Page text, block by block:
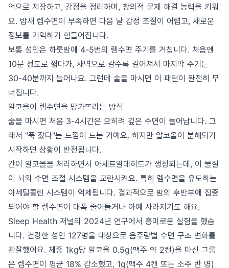
억으로 저장하고, 감정을 정리하며, 창의적 문제 해결 능력을 키워
요. 밤새 렘수면이 부족하면 다음 날 감정 조절이 어렵고, 새로운
정보를 기억하기 힘들어집니다.
보통 성인은 하룻밤에 4-5번의 렘수면 주기를 거칩니다. 처음엔
10분 정도로 짧다가, 새벽으로 갈수록 길어져서 마지막 주기는
30-40분까지 늘어나요. 그런데 술을 마시면 이 패턴이 완전히 무
너집니다.
알코올이 렘수면을 망가뜨리는 방식
술을 마시면 처음 3-4시간은 오히려 깊은 수면이 늘어납니다. 그
래서 "푹 잤다"는 느낌이 드는 거예요. 하지만 알코올이 분해되기
시작하면 상황이 반전됩니다.
간이 알코올을 처리하면서 아세트알데히드가 생성되는데, 이 물질
이 뇌의 수면 조절 시스템을 교란시켜요. 특히 렘수면을 유도하는
아세틸콜린 시스템이 억제됩니다. 결과적으로 밤의 후반부에 집중
되어야 할 렘수면이 대폭 줄어들거나 아예 사라지기도 해요.
Sleep Health 저널의 2024년 연구에서 흥미로운 실험을 했습
니다. 건강한 성인 127명을 대상으로 음주량별 수면 구조 변화를
관찰했어요. 체중 1kg당 알코올 0.5g(맥주 약 2캔)을 마신 그룹
은 렘수면이 평균 18% 감소했고, 1g(맥주 4캔 또는 소주 반 병)